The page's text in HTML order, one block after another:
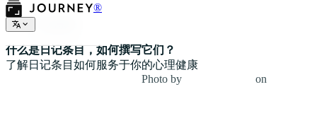
®
什么是日记条目，如何撰写它们？
了解日记条目如何服务于你的心理健康
Photo by
on